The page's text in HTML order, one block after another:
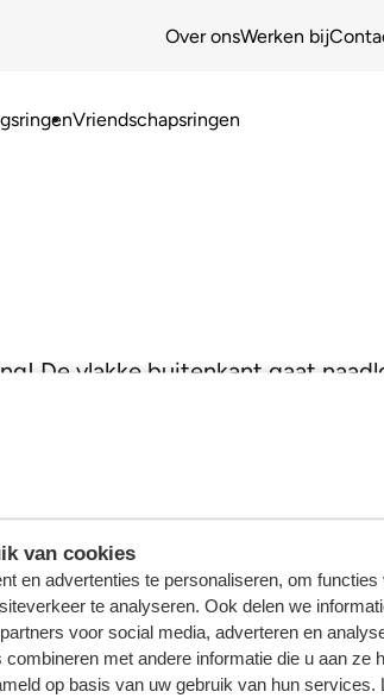
van cookies
en advertenties te personaliseren, om functies
te analyseren. Ook delen we
voor social media, adverteren en
met andere informatie die u aan ze
op basis van uw gebruik van hun services.
Over onsWerken bij
Vriendschapsringen
De vlakke buitenkant gaat
een heel moderne look!